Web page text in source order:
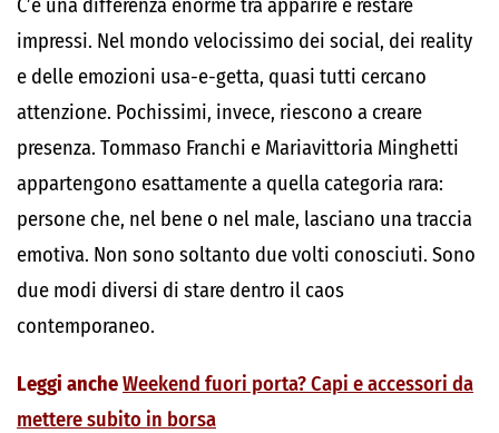
C’è una differenza enorme tra apparire e restare
impressi. Nel mondo velocissimo dei social, dei reality
e delle emozioni usa-e-getta, quasi tutti cercano
attenzione. Pochissimi, invece, riescono a creare
presenza. Tommaso Franchi e Mariavittoria Minghetti
appartengono esattamente a quella categoria rara:
persone che, nel bene o nel male, lasciano una traccia
emotiva. Non sono soltanto due volti conosciuti. Sono
due modi diversi di stare dentro il caos
contemporaneo.
Leggi ancheWeekend fuori porta? Capi e accessori da
mettere subito in borsa